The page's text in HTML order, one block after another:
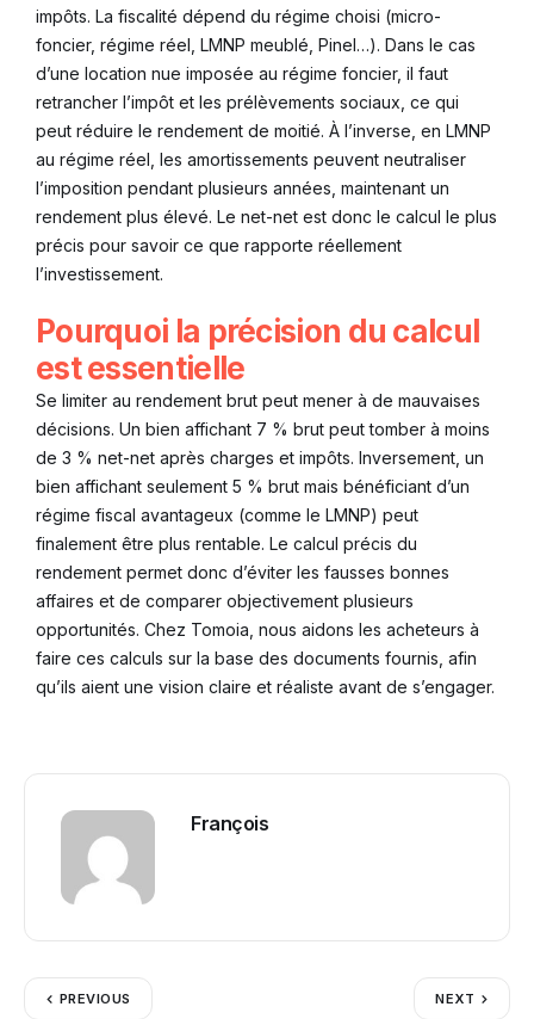
impôts. La fiscalité dépend du régime choisi (micro-
foncier, régime réel, LMNP meublé, Pinel…). Dans le cas
d’une location nue imposée au régime foncier, il faut
retrancher l’impôt et les prélèvements sociaux, ce qui
peut réduire le rendement de moitié. À l’inverse, en LMNP
au régime réel, les amortissements peuvent neutraliser
l’imposition pendant plusieurs années, maintenant un
rendement plus élevé. Le net-net est donc le calcul le plus
précis pour savoir ce que rapporte réellement
l’investissement.
Pourquoi la précision du calcul
est essentielle
Se limiter au rendement brut peut mener à de mauvaises
décisions. Un bien affichant 7 % brut peut tomber à moins
de 3 % net-net après charges et impôts. Inversement, un
bien affichant seulement 5 % brut mais bénéficiant d’un
régime fiscal avantageux (comme le LMNP) peut
finalement être plus rentable. Le calcul précis du
rendement permet donc d’éviter les fausses bonnes
affaires et de comparer objectivement plusieurs
opportunités. Chez Tomoia, nous aidons les acheteurs à
faire ces calculs sur la base des documents fournis, afin
qu’ils aient une vision claire et réaliste avant de s’engager.
François
PREVIOUS NEXT